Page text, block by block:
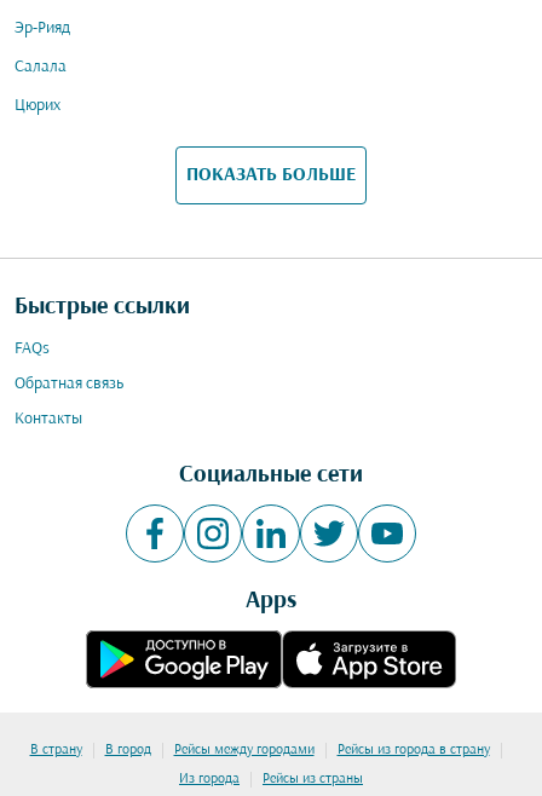
Эр-Рияд
Салала
Цюрих
ПОКАЗАТЬ БОЛЬШЕ
Быстрые ссылки
FAQs
Обратная связь
Контакты
Социальные сети
Apps
В страну | В город | Рейсы между городами | Рейсы из города в страну |
Из города | Рейсы из страны